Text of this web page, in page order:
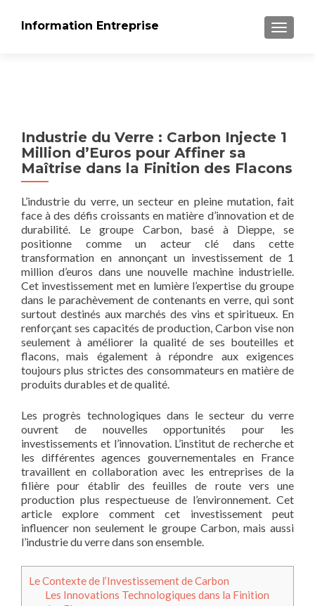
Information Entreprise
Industrie du Verre : Carbon Injecte 1
Million d’Euros pour Affiner sa
Maîtrise dans la Finition des Flacons
L’industrie du verre, un secteur en pleine mutation, fait
face à des défis croissants en matière d’innovation et de
durabilité. Le groupe Carbon, basé à Dieppe, se
positionne comme un acteur clé dans cette
transformation en annonçant un investissement de 1
million d’euros dans une nouvelle machine industrielle.
Cet investissement met en lumière l’expertise du groupe
dans le parachèvement de contenants en verre, qui sont
surtout destinés aux marchés des vins et spiritueux. En
renforçant ses capacités de production, Carbon vise non
seulement à améliorer la qualité de ses bouteilles et
flacons, mais également à répondre aux exigences
toujours plus strictes des consommateurs en matière de
produits durables et de qualité.
Les progrès technologiques dans le secteur du verre
ouvrent de nouvelles opportunités pour les
investissements et l’innovation. L’institut de recherche et
les différentes agences gouvernementales en France
travaillent en collaboration avec les entreprises de la
filière pour établir des feuilles de route vers une
production plus respectueuse de l’environnement. Cet
article explore comment cet investissement peut
influencer non seulement le groupe Carbon, mais aussi
l’industrie du verre dans son ensemble.
Le Contexte de l’Investissement de Carbon
Les Innovations Technologiques dans la Finition